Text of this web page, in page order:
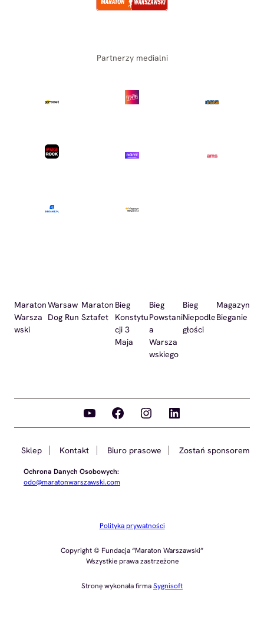
Partnerzy medialni
Maraton
Warsza
wski
Warsaw
Dog Run
Maraton
Sztafet
Bieg
Konstytu
cji 3
Maja
Bieg
Powstani
a
Warsza
wskiego
Bieg
Niepodle
głości
Magazyn
Bieganie
YouTube Facebook Instagram LinkedIn
Sklep Kontakt Biuro prasowe Zostań sponsorem
Ochrona Danych Osobowych:
odo@maratonwarszawski.com
Polityka prywatności
Copyright © Fundacja “Maraton Warszawski”
Wszystkie prawa zastrzeżone
Stronę wykonała firmaSygnisoft